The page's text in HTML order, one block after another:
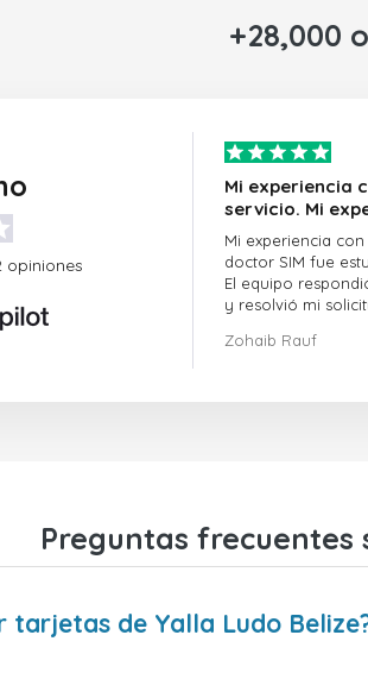
+28,000
opiniones
Mi experiencia
servicio. Mi
el servicio de
estupenda.
Mi experiencia
doctor SIM fue
El equipo
y resolvió mi
En general, fue
Zohaib Rauf
Preguntas frecuentes
tarjetas de Yalla Ludo